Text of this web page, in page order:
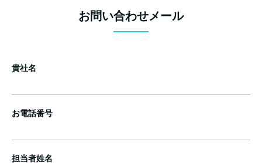
お問い合わせメール
貴社名
お電話番号
担当者姓名